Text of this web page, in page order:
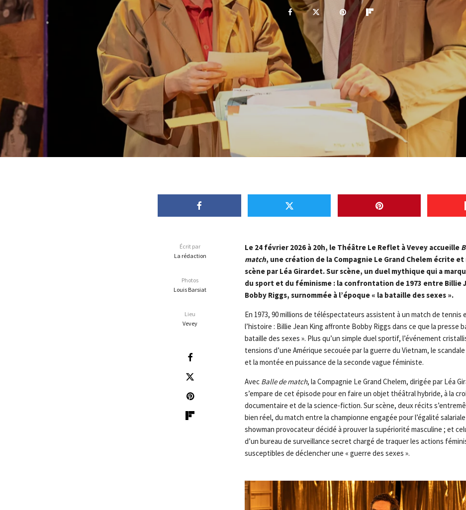
Écrit par
La rédaction
Photos
Louis Barsiat
Lieu
Vevey
Le 24 février 2026 à 20h, le Théâtre Le Reflet à Vevey accueille
match, une création de la Compagnie Le Grand Chelem écrite et
scène par Léa Girardet. Sur scène, un duel mythique qui a
du sport et du féminisme : la confrontation de 1973 entre Billie
Bobby Riggs, surnommée à l’époque « la bataille des sexes ».
En 1973, 90 millions de téléspectateurs assistent à un match de tennis
l’histoire : Billie Jean King affronte Bobby Riggs dans ce que la presse
bataille des sexes ». Plus qu’un simple duel sportif, l’événement
tensions d’une Amérique secouée par la guerre du Vietnam, le
et la montée en puissance de la seconde vague féministe.
Avec Balle de match, la Compagnie Le Grand Chelem, dirigée par Léa
s’empare de cet épisode pour en faire un objet théâtral hybride, à la
documentaire et de la science-fiction. Sur scène, deux récits
bien réel, du match entre la championne engagée pour l’égalité
showman provocateur décidé à prouver la supériorité masculine ; et
d’un bureau de surveillance secret chargé de traquer les actions
susceptibles de déclencher une « guerre des sexes ».